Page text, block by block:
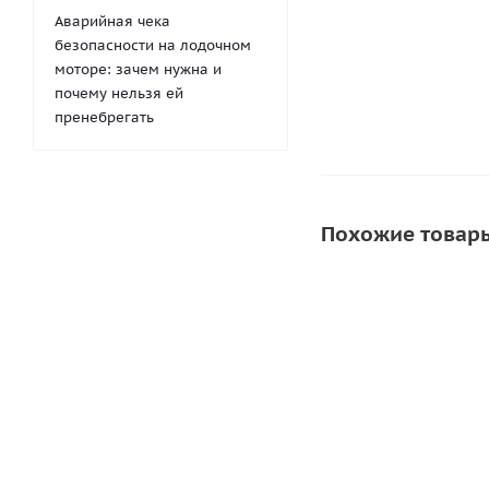
Похожие
Аварийная чека
безопасности на лодочном
моторе: зачем нужна и
почему нельзя ей
пренебрегать